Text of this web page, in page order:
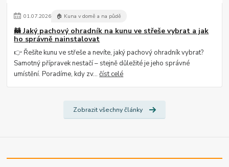
01.07.2026 🏠 Kuna v domě a na půdě
🦝 Jaký pachový ohradník na kunu ve střeše vybrat a jak
ho správně nainstalovat
👉 Řešíte kunu ve střeše a nevíte, jaký pachový ohradník vybrat?
Samotný přípravek nestačí – stejně důležité je jeho správné
umístění. Poradíme, kdy zv...číst celé
Zobrazit všechny články